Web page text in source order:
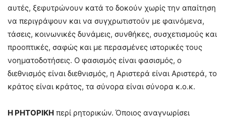
αυτές, ξεφυτρώνουν κατά το δοκούν χωρίς την απαίτηση
να περιγράψουν και να συγχρωτιστούν με φαινόμενα,
τάσεις, κοινωνικές δυνάμεις, συνθήκες, συσχετισμούς και
προοπτικές, σαφώς και με περασμένες ιστορικές τους
νοηματοδοτήσεις. Ο φασισμός είναι φασισμός, ο
διεθνισμός είναι διεθνισμός, η Αριστερά είναι Αριστερά, το
κράτος είναι κράτος, τα σύνορα είναι σύνορα κ.ο.κ.
Η ΡΗΤΟΡΙΚΗ περί ρητορικών. Όποιος αναγνωρίσει